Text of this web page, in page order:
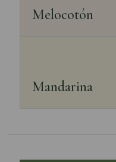
Melocotón
Mandarina